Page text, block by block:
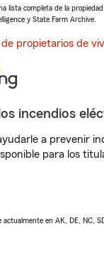
lista completa de la
y State Farm Archive.
propietarios de
incendios
a prevenir
para los
en AK, DE, NC,